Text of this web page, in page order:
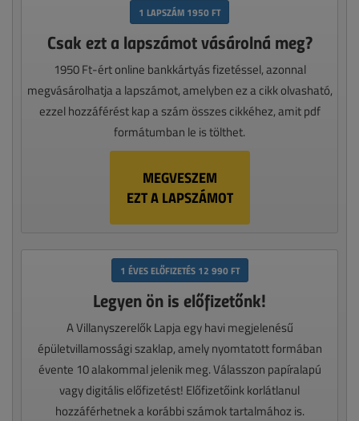
1 LAPSZÁM 1950 FT
Csak ezt a lapszámot vásárolná meg?
1950 Ft-ért online bankkártyás fizetéssel, azonnal
megvásárolhatja a lapszámot, amelyben ez a cikk olvasható,
ezzel hozzáférést kap a szám összes cikkéhez, amit pdf
formátumban le is tölthet.
MEGVESZEM
EZT A LAPSZÁMOT
1 ÉVES ELŐFIZETÉS 12 990 FT
Legyen ön is előfizetőnk!
A Villanyszerelők Lapja egy havi megjelenésű
épületvillamossági szaklap, amely nyomtatott formában
évente 10 alakommal jelenik meg. Válasszon papíralapú
vagy digitális előfizetést! Előfizetőink korlátlanul
hozzáférhetnek a korábbi számok tartalmához is.